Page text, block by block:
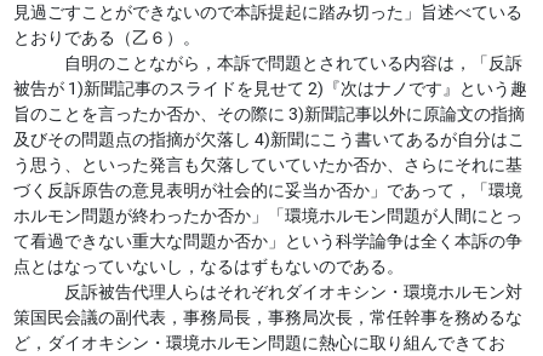
見過ごすことができないので本訴提起に踏み切った」旨述べている
とおりである（乙６）。
自明のことながら，本訴で問題とされている内容は，「反訴
被告が 1)新聞記事のスライドを見せて 2)『次はナノです』という趣
旨のことを言ったか否か、その際に 3)新聞記事以外に原論文の指摘
及びその問題点の指摘が欠落し 4)新聞にこう書いてあるが自分はこ
う思う、といった発言も欠落していていたか否か、さらにそれに基
づく反訴原告の意見表明が社会的に妥当か否か」であって，「環境
ホルモン問題が終わったか否か」「環境ホルモン問題が人間にとっ
て看過できない重大な問題か否か」という科学論争は全く本訴の争
点とはなっていないし，なるはずもないのである。
反訴被告代理人らはそれぞれダイオキシン・環境ホルモン対
策国民会議の副代表，事務局長，事務局次長，常任幹事を務めるな
ど，ダイオキシン・環境ホルモン問題に熱心に取り組んできてお